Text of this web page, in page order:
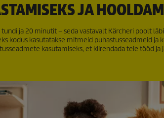
JA
ja 20 minutit – seda vastavalt Kärcheri poolt
kodus kasutatakse mitmeid puhastusseadmeid ja
kasutamiseks, et kiirendada teie tööd